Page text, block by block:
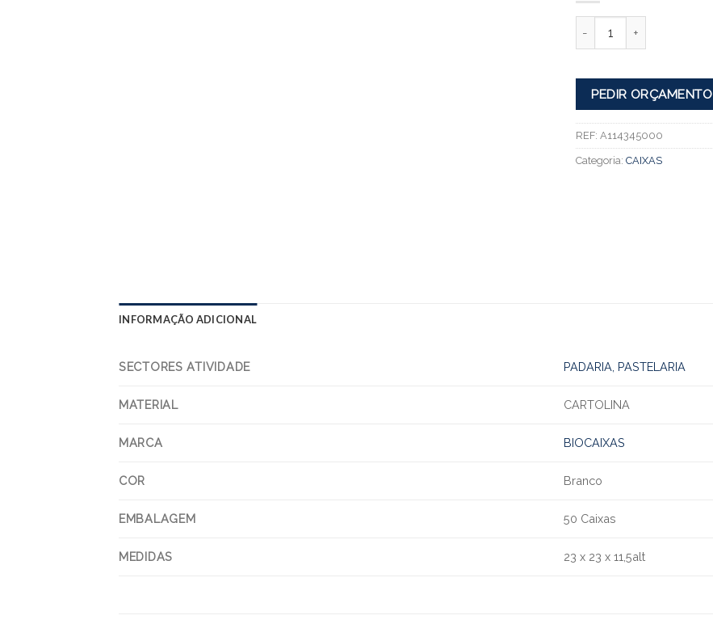
PEDIR ORÇAMENTO
REF: A114345000
Categoria: CAIXAS
INFORMAÇÃO ADICIONAL
SECTORES ATIVIDADE PADARIA, PASTELARIA
MATERIAL CARTOLINA
MARCA BIOCAIXAS
COR Branco
EMBALAGEM 50 Caixas
MEDIDAS 23 x 23 x 11,5alt